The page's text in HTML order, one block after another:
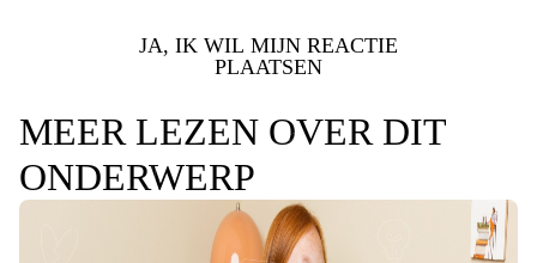
JA, IK WIL MIJN REACTIE
PLAATSEN
MEER LEZEN OVER DIT
ONDERWERP